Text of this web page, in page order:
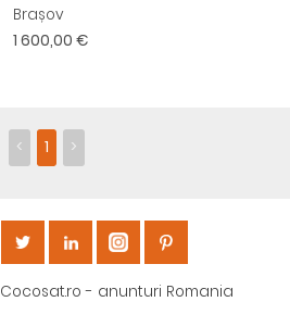
Brașov
1 600,00 €
< 1 >
Cocosat.ro - anunturi Romania